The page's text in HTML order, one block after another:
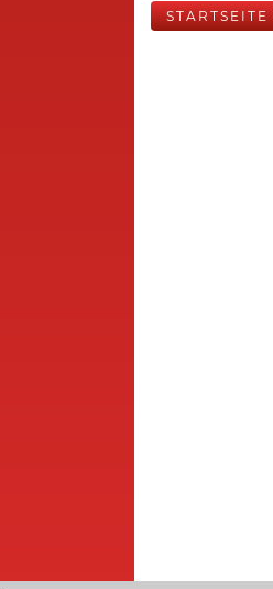
STARTSEITE